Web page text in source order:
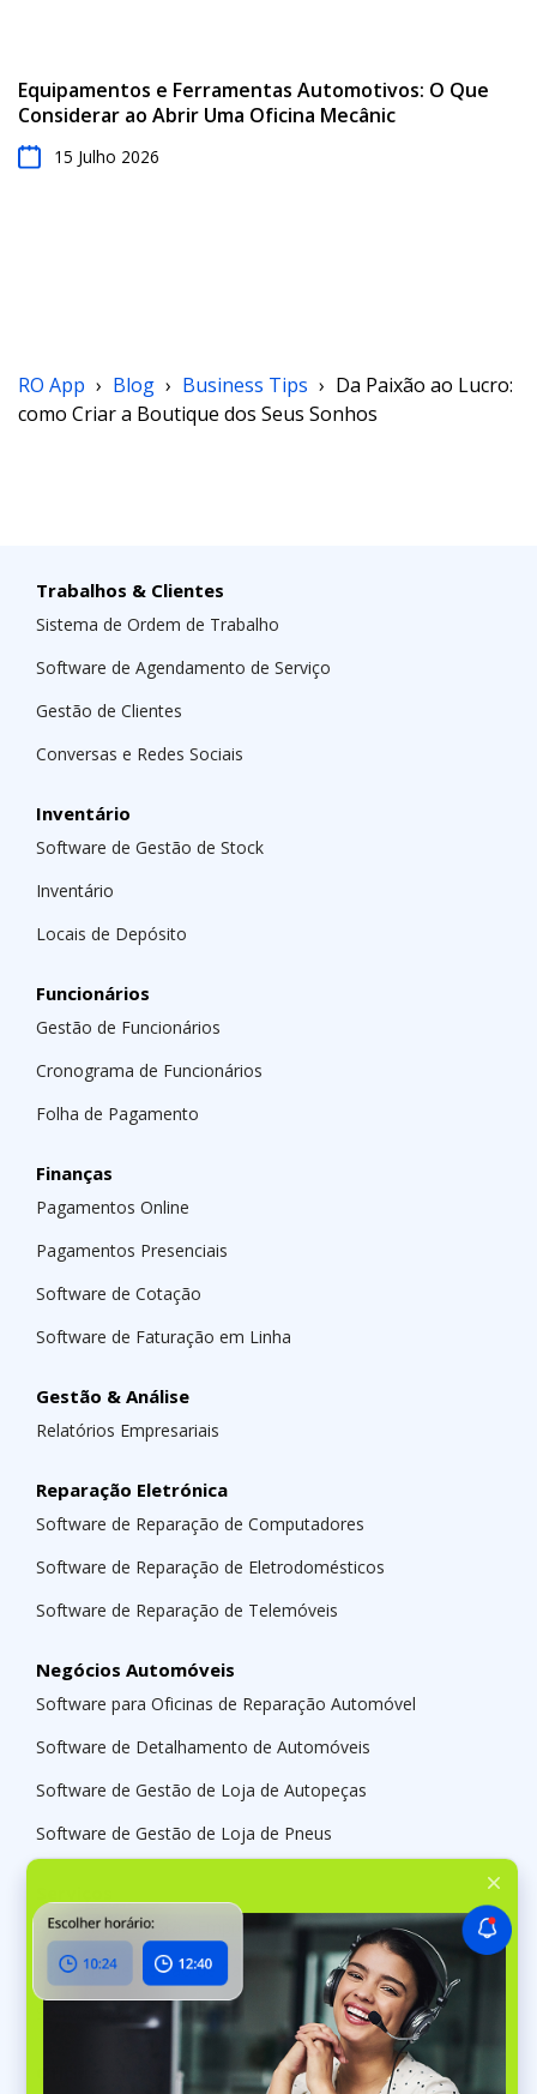
Equipamentos e Ferramentas Automotivos: O Que
Considerar ao Abrir Uma Oficina Mecânic
15 Julho 2026
RO App › Blog › Business Tips › Da Paixão ao Lucro:
como Criar a Boutique dos Seus Sonhos
Trabalhos & Clientes
Sistema de Ordem de Trabalho
Software de Agendamento de Serviço
Gestão de Clientes
Conversas e Redes Sociais
Inventário
Software de Gestão de Stock
Inventário
Locais de Depósito
Funcionários
Gestão de Funcionários
Cronograma de Funcionários
Folha de Pagamento
Finanças
Pagamentos Online
Pagamentos Presenciais
Software de Cotação
Software de Faturação em Linha
Gestão & Análise
Relatórios Empresariais
Reparação Eletrónica
Software de Reparação de Computadores
Software de Reparação de Eletrodomésticos
Software de Reparação de Telemóveis
Negócios Automóveis
Software para Oficinas de Reparação Automóvel
Software de Detalhamento de Automóveis
Software de Gestão de Loja de Autopeças
Software de Gestão de Loja de Pneus
Software de Gestão Empresarial de Limpeza
Software de Gestão de Casas Funerárias
Software de Gestão de Loja Sob Medida
Oficinas de Reparo